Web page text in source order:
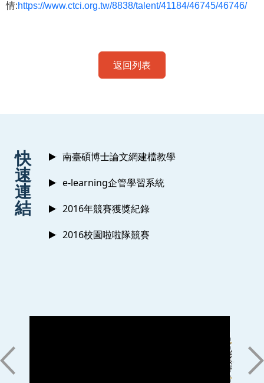
情:https://www.ctci.org.tw/8838/talent/41184/46745/46746/
返回列表
快
速
連
結
南臺碩博士論文網建檔教學
e-learning企管學習系統
2016年競賽獲獎紀錄
2016校園啦啦隊競賽